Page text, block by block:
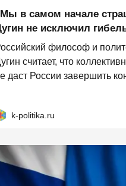
в самом начале
не исключил
философ и
считает, что
даст России завершить
k-politika.ru